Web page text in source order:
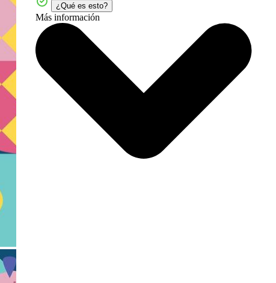
¿Qué es esto?
Más información